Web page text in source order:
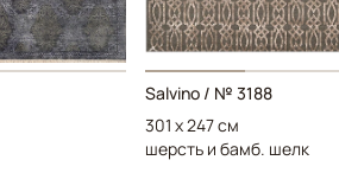
Salvino / № 3188
301 x 247 см
шерсть и бамб. шелк